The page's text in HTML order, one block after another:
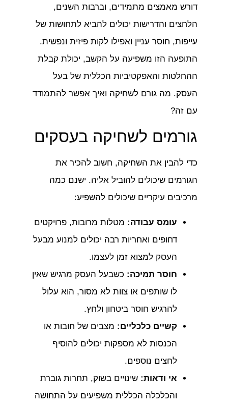
דורש מאמצים מתמידים, וברבות השנים,
הלחצים והדרישות יכולים להביא לתחושות של
עייפות, חוסר עניין ואפילו לקות פיזית ונפשית.
התופעה הזו משפיעה על הקשב, יכולת קבלת
ההחלטות והאפקטיביות הכללית של בעל
העסק. מה גורם לשחיקה ואיך אפשר להתמודד
עם זה?
גורמים לשחיקה בעסקים
כדי להבין את השחיקה, חשוב להכיר את
הגורמים שיכולים להוביל אליה. ישנם כמה
מרכיבים עיקריים שיכולים להשפיע:
עומס עבודה: מטלות מרובות, פרויקטים
דחופים ואחריות רבה יכולים למנוע מבעל
העסק למצוא זמן לעצמו.
חוסר תמיכה: כשבעל העסק מרגיש שאין
לו שותפים או צוות לא מסור, הוא עלול
להרגיש חוסר ביטחון ולחץ.
קשיים כלכליים: מצבים של חובות או
הכנסות לא מספקות יכולים להוסיף
לחצים נוספים.
אי ודאות: שינויים בשוק, תחרות גוברת
והכלכלה הכללית משפיעים על התחושה